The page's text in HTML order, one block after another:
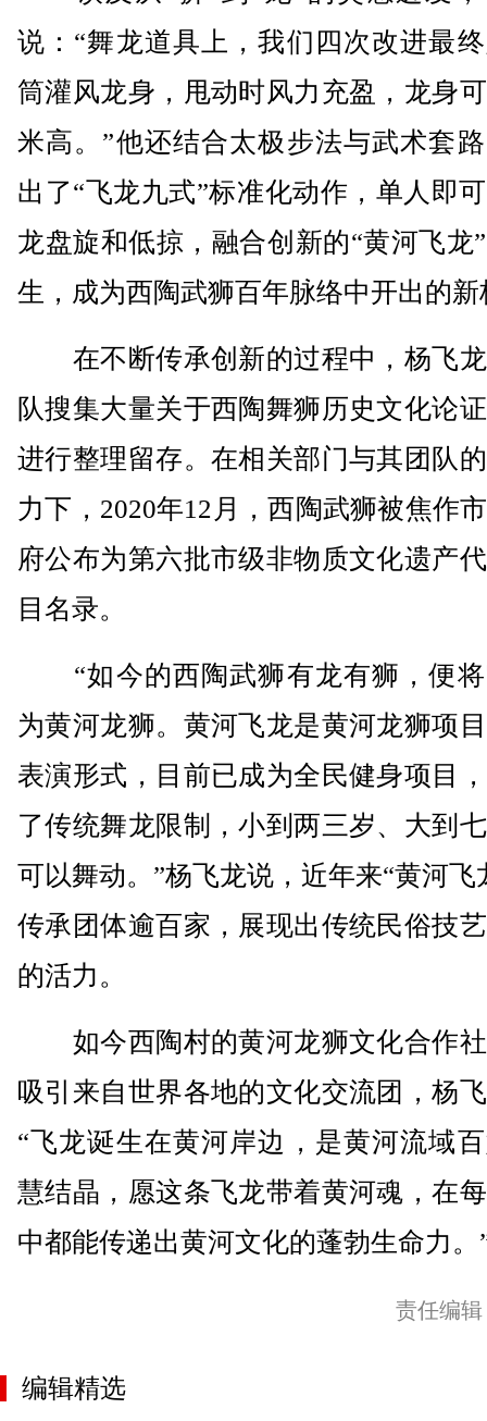
说：“舞龙道具上，我们四次改进最
筒灌风龙身，甩动时风力充盈，龙身
米高。”他还结合太极步法与武术套
出了“飞龙九式”标准化动作，单人即
龙盘旋和低掠，融合创新的“黄河飞龙
生，成为西陶武狮百年脉络中开出的新
在不断传承创新的过程中，杨飞
队搜集大量关于西陶舞狮历史文化论
进行整理留存。在相关部门与其团队
力下，2020年12月，西陶武狮被焦作
府公布为第六批市级非物质文化遗产
目名录。
“如今的西陶武狮有龙有狮，便将
为黄河龙狮。黄河飞龙是黄河龙狮项
表演形式，目前已成为全民健身项目
了传统舞龙限制，小到两三岁、大到
可以舞动。”杨飞龙说，近年来“黄河飞
传承团体逾百家，展现出传统民俗技
的活力。
如今西陶村的黄河龙狮文化合作
吸引来自世界各地的文化交流团，杨
“飞龙诞生在黄河岸边，是黄河流域
慧结晶，愿这条飞龙带着黄河魂，在
中都能传递出黄河文化的蓬勃生命力。
责任编
编辑精选